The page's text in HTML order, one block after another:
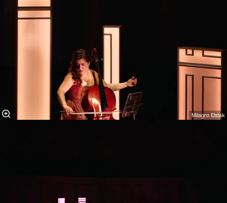
Milagro Elstak